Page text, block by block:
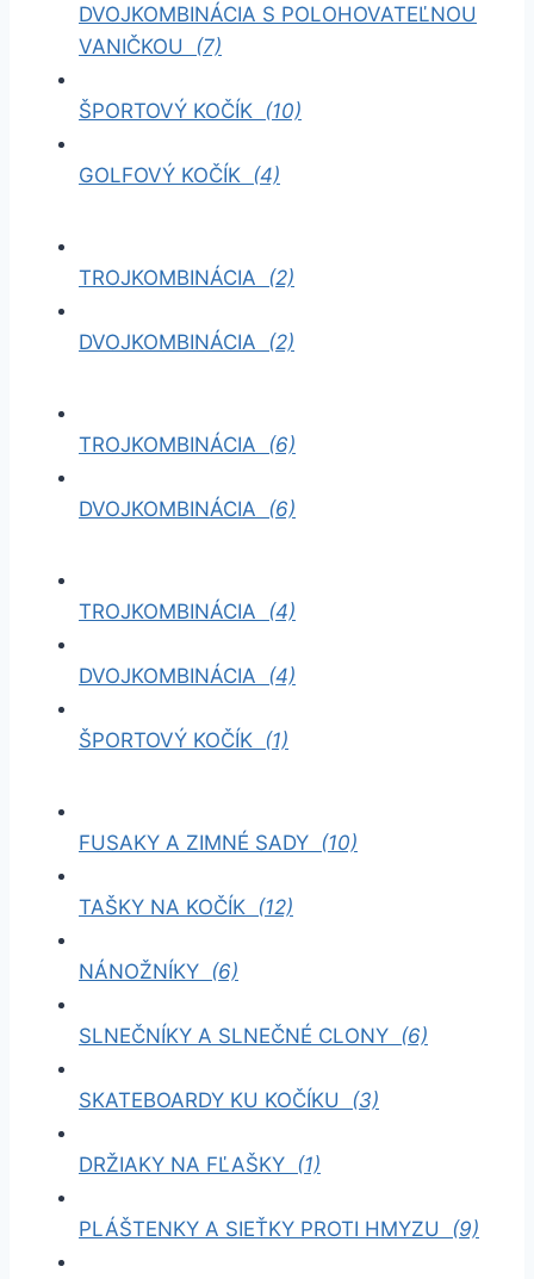
DVOJKOMBINÁCIA S POLOHOVATEĽNOU
VANIČKOU (7)
ŠPORTOVÝ KOČÍK (10)
GOLFOVÝ KOČÍK (4)
TROJKOMBINÁCIA (2)
DVOJKOMBINÁCIA (2)
TROJKOMBINÁCIA (6)
DVOJKOMBINÁCIA (6)
TROJKOMBINÁCIA (4)
DVOJKOMBINÁCIA (4)
ŠPORTOVÝ KOČÍK (1)
FUSAKY A ZIMNÉ SADY (10)
TAŠKY NA KOČÍK (12)
NÁNOŽNÍKY (6)
SLNEČNÍKY A SLNEČNÉ CLONY (6)
SKATEBOARDY KU KOČÍKU (3)
DRŽIAKY NA FĽAŠKY (1)
PLÁŠTENKY A SIEŤKY PROTI HMYZU (9)